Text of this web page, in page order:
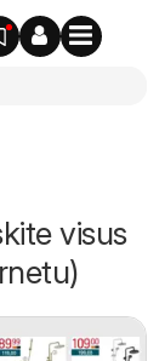
visus